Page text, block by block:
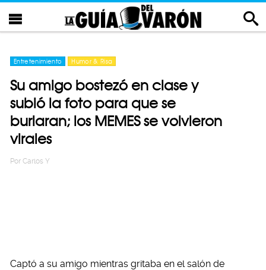
Entretenimiento Humor & Risa
Su amigo bostezó en clase y
subió la foto para que se
burlaran; los MEMES se volvieron
virales
Por Carlos Y
Captó a su amigo mientras gritaba en el salón de